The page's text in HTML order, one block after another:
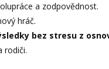
a zodpovědnost.
hráč.
bez stresu z
rodiči.